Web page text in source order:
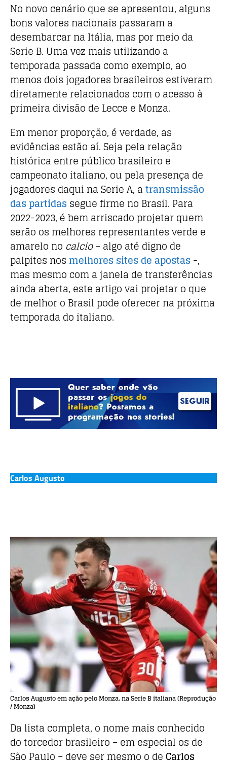
No novo cenário que se apresentou, alguns
bons valores nacionais passaram a
desembarcar na Itália, mas por meio da
Serie B. Uma vez mais utilizando a
temporada passada como exemplo, ao
menos dois jogadores brasileiros estiveram
diretamente relacionados com o acesso à
primeira divisão de Lecce e Monza.
Em menor proporção, é verdade, as
evidências estão aí. Seja pela relação
histórica entre público brasileiro e
campeonato italiano, ou pela presença de
jogadores daqui na Serie A, atransmissão
das partidas segue firme no Brasil. Para
2022-2023, é bem arriscado projetar quem
serão os melhores representantes verde e
amarelo no calcio– algo até digno de
palpites nos melhores sites de apostas -,
mas mesmo com a janela de transferências
ainda aberta, este artigo vai projetar o que
de melhor o Brasil pode oferecer na próxima
temporada do italiano.
Carlos Augusto
Carlos Augusto em ação pelo Monza, na Serie B italiana (Reprodução
/ Monza)
Da lista completa, o nome mais conhecido
do torcedor brasileiro – em especial os de
São Paulo – deve ser mesmo o de Carlos